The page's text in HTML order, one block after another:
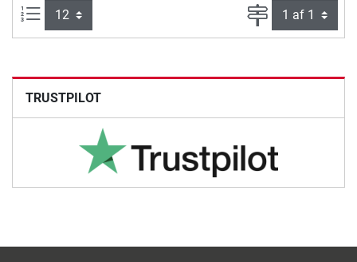
Artikel pr. side: Side
TRUSTPILOT